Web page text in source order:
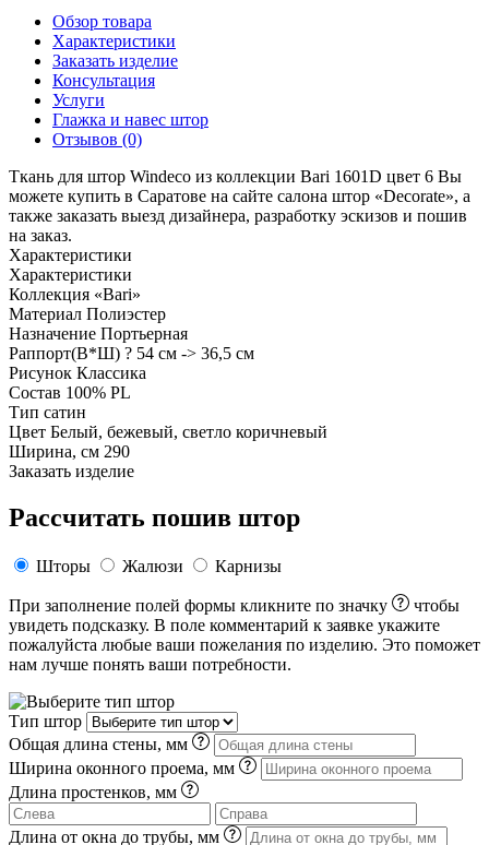
Обзор товара
Характеристики
Заказать изделие
Консультация
Услуги
Глажка и навес штор
Отзывов (0)
Ткань для штор Windeco из коллекции Bari 1601D цвет 6 Вы
можете купить в Саратове на сайте салона штор «Decorate», а
также заказать выезд дизайнера, разработку эскизов и пошив
на заказ.
Характеристики
Характеристики
Коллекция «Bari»
Материал Полиэстер
Назначение Портьерная
Раппорт(В*Ш) ? 54 см -> 36,5 см
Рисунок Классика
Состав 100% PL
Тип сатин
Цвет Белый, бежевый, светло коричневый
Ширина, см 290
Заказать изделие
Рассчитать пошив штор
Шторы Жалюзи Карнизы
При заполнение полей формы кликните по значку
чтобы
увидеть подсказку. В поле комментарий к заявке укажите
пожалуйста любые ваши пожелания по изделию. Это поможет
нам лучше понять ваши потребности.
Тип штор
Общая длина стены, мм
Ширина оконного проема, мм
Длина простенков, мм
Длина от окна до трубы, мм